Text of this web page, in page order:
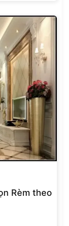
Rèm theo